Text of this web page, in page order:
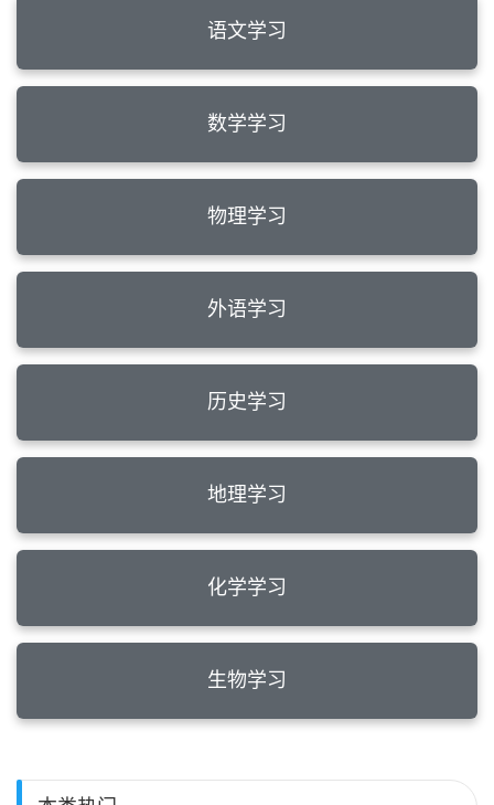
语文学习
数学学习
物理学习
外语学习
历史学习
地理学习
化学学习
生物学习